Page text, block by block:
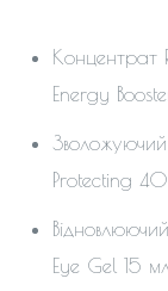
Концентрат
Energy
Protecting
Eye Gel 15